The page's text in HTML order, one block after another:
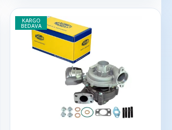
KARGO
BEDAVA